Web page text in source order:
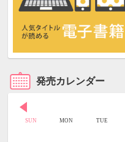
発売カレンダー
SUN MON TUE